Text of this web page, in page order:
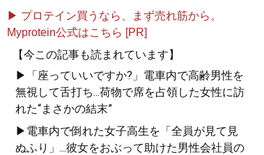
▶ プロテイン買うなら、まず売れ筋から。
Myprotein公式はこちら [PR]
【今この記事も読まれています】
▶「座っていいですか?」電車内で高齢男性を
無視して舌打ち...荷物で席を占領した女性に訪
れた“まさかの結末”
▶電車内で倒れた女子高生を「全員が見て見
ぬふり」...彼女をおぶって助けた男性会社員の